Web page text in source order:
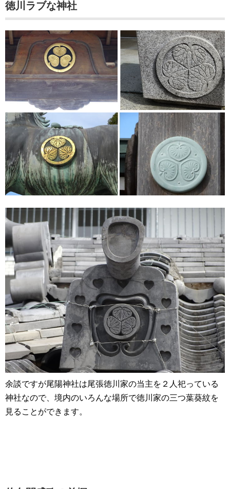
徳川ラブな神社
余談ですが尾陽神社は尾張徳川家の当主を２人祀っている
神社なので、境内のいろんな場所で徳川家の三つ葉葵紋を
見ることができます。